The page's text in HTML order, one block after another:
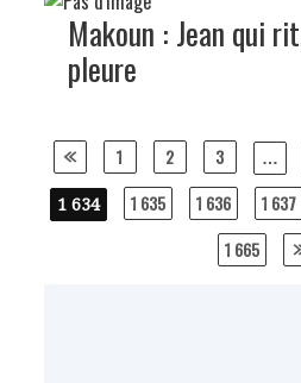
Makoun : Jean qui
pleure
Posts
navigation
1 2 3 …
1 634 1 635 1 636 1 637
1 665